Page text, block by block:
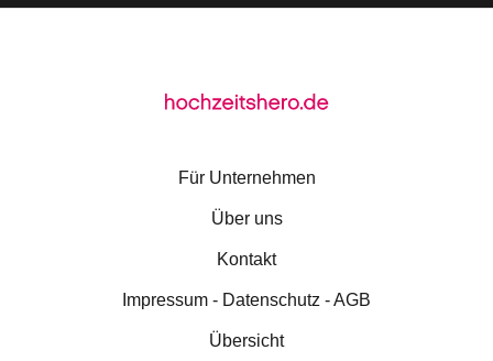
Für Unternehmen
Über uns
Kontakt
Impressum - Datenschutz - AGB
Übersicht